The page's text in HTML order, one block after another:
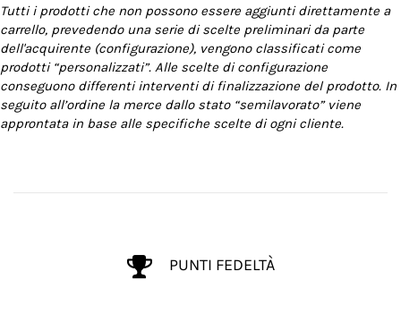
Tutti i prodotti che non possono essere aggiunti direttamente a
carrello, prevedendo una serie di scelte preliminari da parte
dell'acquirente (configurazione), vengono classificati come
prodotti “personalizzati”. Alle scelte di configurazione
conseguono differenti interventi di finalizzazione del prodotto. In
seguito all’ordine la merce dallo stato “semilavorato” viene
approntata in base alle specifiche scelte di ogni cliente.
PUNTI FEDELTÀ